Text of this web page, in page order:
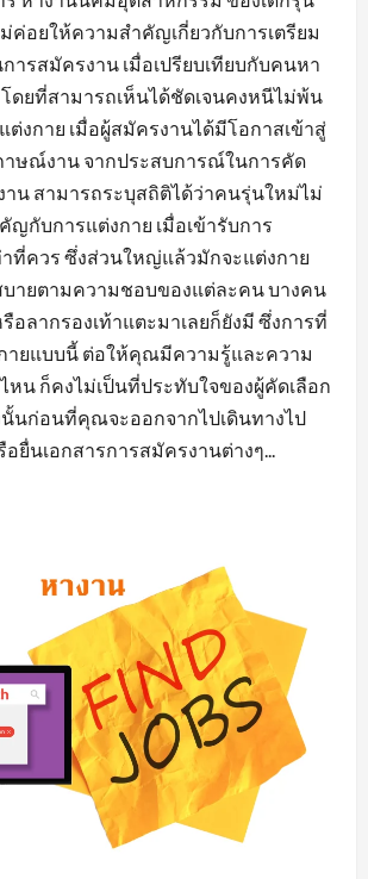
ค่อยให้ความสำคัญเกี่ยวกับการเตรียม
ารสมัครงาน เมื่อเปรียบเทียบกับคนหา
ดยที่สามารถเห็นได้ชัดเจนคงหนีไม่พ้น
ต่งกาย เมื่อผู้สมัครงานได้มีโอกาสเข้าสู่
ษณ์งาน จากประสบการณ์ในการคัด
าน สามารถระบุสถิติได้ว่าคนรุ่นใหม่ไม่
กับการแต่งกาย เมื่อเข้ารับการ
ที่ควร ซึ่งส่วนใหญ่แล้วมักจะแต่งกาย
บายตามความชอบของแต่ละคน บางคน
อลากรองเท้าแตะมาเลยก็ยังมี ซึ่งการที่
ายแบบนี้ ต่อให้คุณมีความรู้และความ
หน ก็คงไม่เป็นที่ประทับใจของผู้คัดเลือก
นก่อนที่คุณจะออกจากไปเดินทางไป
นเอกสารการสมัครงานต่างๆ...
หกรรม
ไร